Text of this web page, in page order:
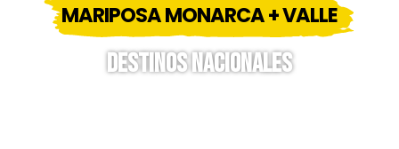
MARIPOSA MONARCA + VALLE
Destinos Nacionales